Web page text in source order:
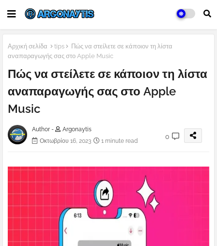
Αρχική σελίδα tips
Πώς να στείλετε σε κάποιον τη λίστα
αναπαραγωγής σας στο Apple Music
Πώς να στείλετε σε κάποιον τη λίστα
αναπαραγωγής σας στο Apple
Music
Author -
Argonaytis
Οκτωβρίου 16, 2023
1 minute read
0